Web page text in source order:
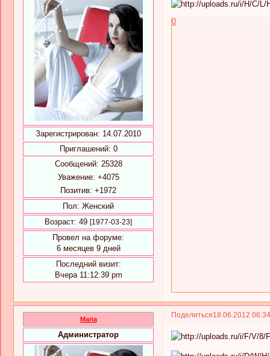
Зарегистрирован: 14.07.2010
Приглашений: 0
Сообщений: 25328
Уважение: +4075
Позитив: +1972
Пол: Женский
Возраст: 49 [1977-03-23]
Провел на форуме:
6 месяцев 9 дней
Последний визит:
Вчера 11:12:39 pm
0
Поделиться18.06.2012
Maria
Администратор